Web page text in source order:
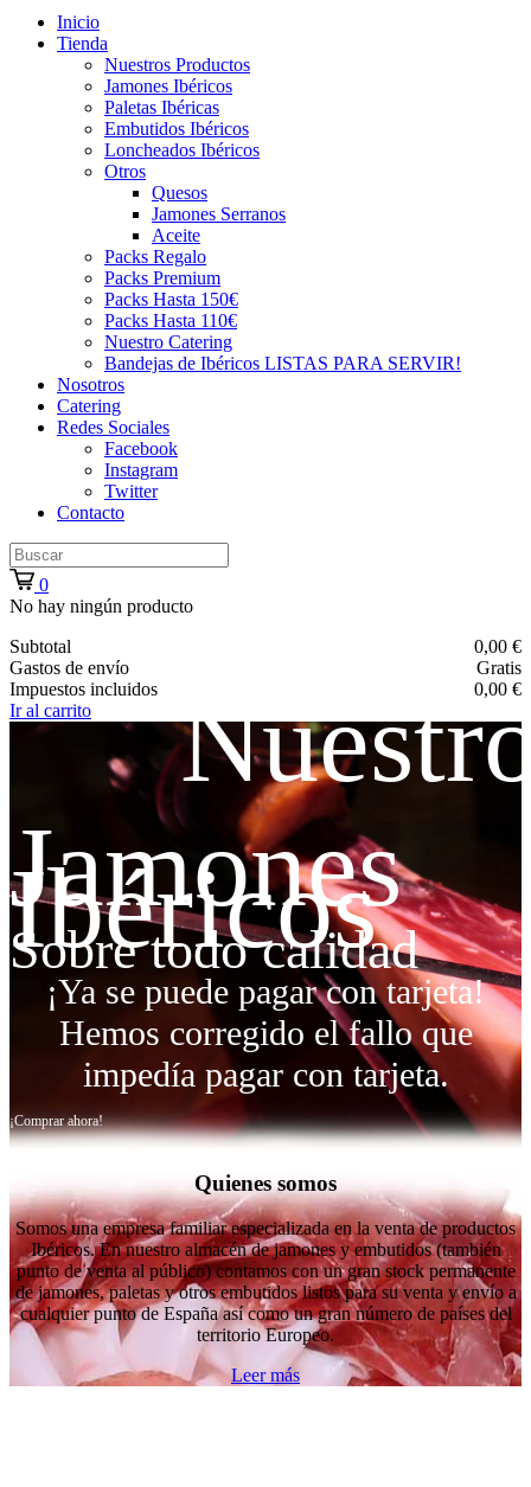
Inicio
Tienda
Nuestros Productos
Jamones Ibéricos
Paletas Ibéricas
Embutidos Ibéricos
Loncheados Ibéricos
Otros
Quesos
Jamones Serranos
Aceite
Packs Regalo
Packs Premium
Packs Hasta 150€
Packs Hasta 110€
Nuestro Catering
Bandejas de Ibéricos LISTAS PARA SERVIR!
Nosotros
Catering
Redes Sociales
Facebook
Instagram
Twitter
Contacto
0
No hay ningún producto
Subtotal
0,00 €
Gastos de envío
Gratis
Impuestos incluidos
0,00 €
Ir al carrito
Jamones
Ibéricos
Sobre todo calidad
¡Ya se puede pagar con tarjeta!
Hemos corregido el fallo que
impedía pagar con tarjeta.
¡Comprar ahora!
Quienes somos
Somos una empresa familiar especializada en la venta de productos
Ibéricos. En nuestro almacén de jamones y embutidos (también
punto de venta al público) contamos con un gran stock permanente
de jamones, paletas y otros embutidos listos para su venta y envío a
cualquier punto de España así como un gran número de países del
territorio Europeo.
Leer más